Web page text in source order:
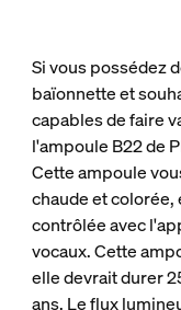
Si vous possédez
baïonnette et
capables de faire
l'ampoule B22 de
Cette ampoule
chaude et
contrôlée avec
vocaux. Cette
elle devrait durer
ans. Le flux